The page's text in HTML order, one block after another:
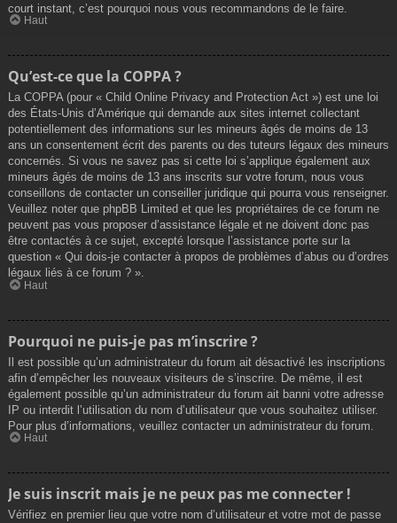
court instant, c’est pourquoi nous vous recommandons de le faire.
Haut
Qu’est-ce que la COPPA ?
La COPPA (pour « Child Online Privacy and Protection Act ») est une loi
des États-Unis d’Amérique qui demande aux sites internet collectant
potentiellement des informations sur les mineurs âgés de moins de 13
ans un consentement écrit des parents ou des tuteurs légaux des mineurs
concernés. Si vous ne savez pas si cette loi s’applique également aux
mineurs âgés de moins de 13 ans inscrits sur votre forum, nous vous
conseillons de contacter un conseiller juridique qui pourra vous renseigner.
Veuillez noter que phpBB Limited et que les propriétaires de ce forum ne
peuvent pas vous proposer d’assistance légale et ne doivent donc pas
être contactés à ce sujet, excepté lorsque l’assistance porte sur la
question « Qui dois-je contacter à propos de problèmes d’abus ou d’ordres
légaux liés à ce forum ? ».
Haut
Pourquoi ne puis-je pas m’inscrire ?
Il est possible qu’un administrateur du forum ait désactivé les inscriptions
afin d’empêcher les nouveaux visiteurs de s’inscrire. De même, il est
également possible qu’un administrateur du forum ait banni votre adresse
IP ou interdit l’utilisation du nom d’utilisateur que vous souhaitez utiliser.
Pour plus d’informations, veuillez contacter un administrateur du forum.
Haut
Je suis inscrit mais je ne peux pas me connecter !
Vérifiez en premier lieu que votre nom d’utilisateur et votre mot de passe